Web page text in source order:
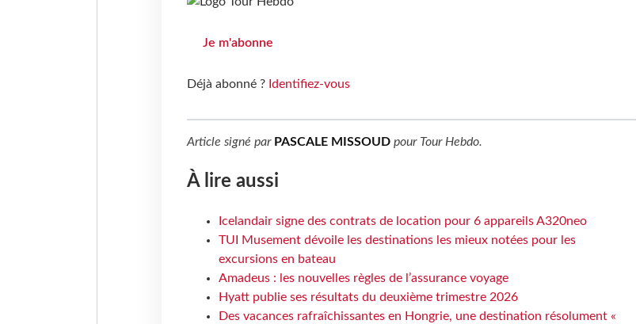
Je m'abonne
Déjà abonné ? Identifiez-vous
Article signé par PASCALE MISSOUDpour Tour Hebdo.
À lire aussi
Icelandair signe des contrats de location pour 6 appareils A320neo
TUI Musement dévoile les destinations les mieux notées pour les
excursions en bateau
Amadeus : les nouvelles règles de l’assurance voyage
Hyatt publie ses résultats du deuxième trimestre 2026
Des vacances rafraîchissantes en Hongrie, une destination résolument «